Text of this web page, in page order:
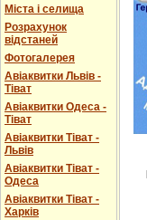
Міста і селища
Розрахунок
відстаней
Фотогалерея
Авіаквитки Львів -
Тіват
Авіаквитки Одеса -
Тіват
Авіаквитки Тіват -
Львів
Авіаквитки Тіват -
Одеса
Авіаквитки Тіват -
Харків